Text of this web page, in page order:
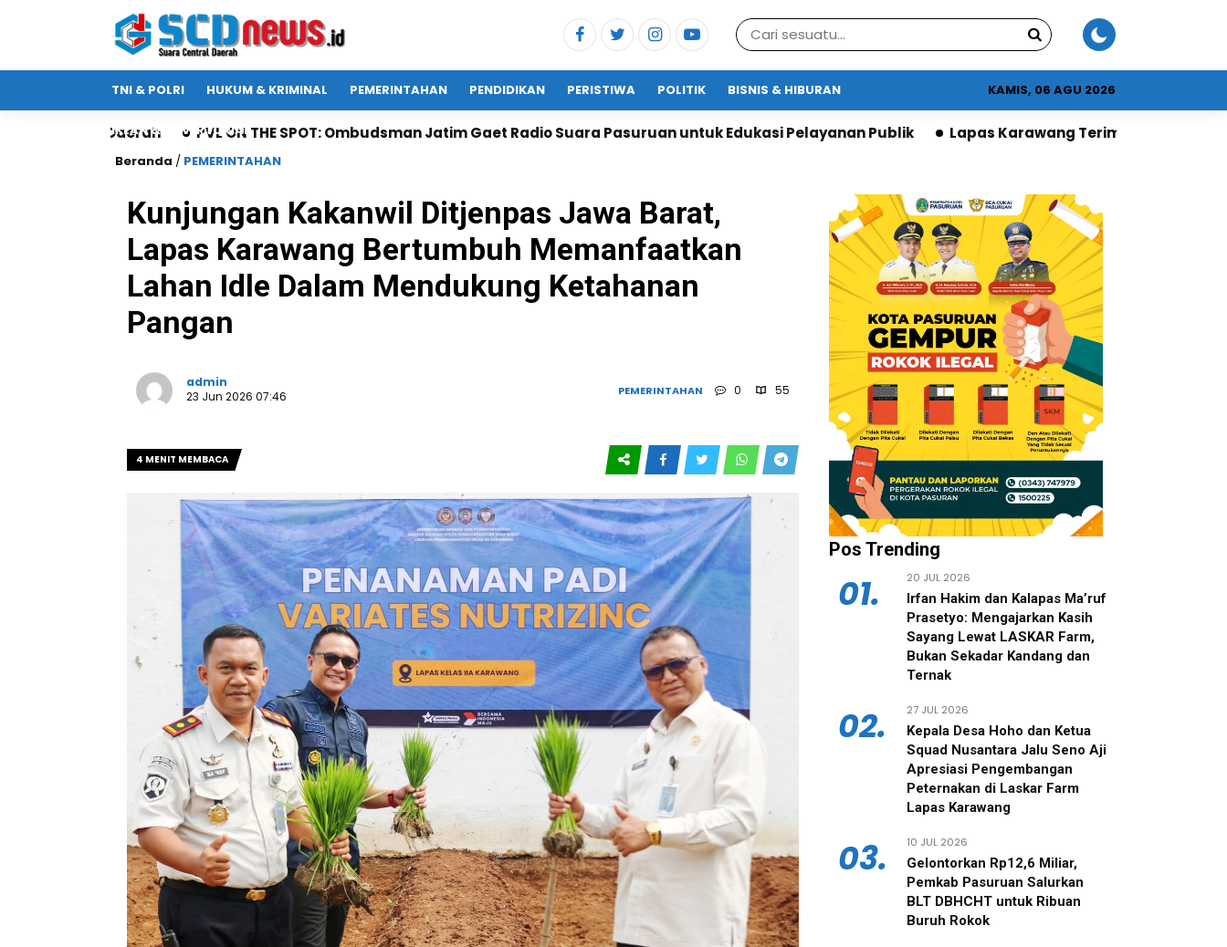
TNI & POLRI HUKUM & KRIMINAL PEMERINTAHAN PENDIDIKAN PERISTIWA POLITIK BISNIS & HIBURAN
IKLAN & ADVERTORIAL
KAMIS, 06 AGU 2026
PVL ON THE SPOT: Ombudsman Jatim Gaet Radio Suara Pasuruan untuk Edukasi Pelayanan Publik Lapas Karawang Terima Apresiasi DPR atas Program
Beranda / PEMERINTAHAN
Kunjungan Kakanwil Ditjenpas Jawa Barat,
Lapas Karawang Bertumbuh Memanfaatkan
Lahan Idle Dalam Mendukung Ketahanan
Pangan
admin
23 Jun 2026 07:46
PEMERINTAHAN 0 55
4 MENIT MEMBACA
Pos Trending
01. 20 JUL 2026
‎Irfan Hakim dan Kalapas Ma’ruf
Prasetyo: Mengajarkan Kasih
Sayang Lewat LASKAR Farm,
Bukan Sekadar Kandang dan
Ternak
02. 27 JUL 2026
‎Kepala Desa Hoho dan Ketua
Squad Nusantara Jalu Seno Aji
Apresiasi Pengembangan
Peternakan di Laskar Farm
Lapas Karawang
03. 10 JUL 2026
Gelontorkan Rp12,6 Miliar,
Pemkab Pasuruan Salurkan
BLT DBHCHT untuk Ribuan
Buruh Rokok